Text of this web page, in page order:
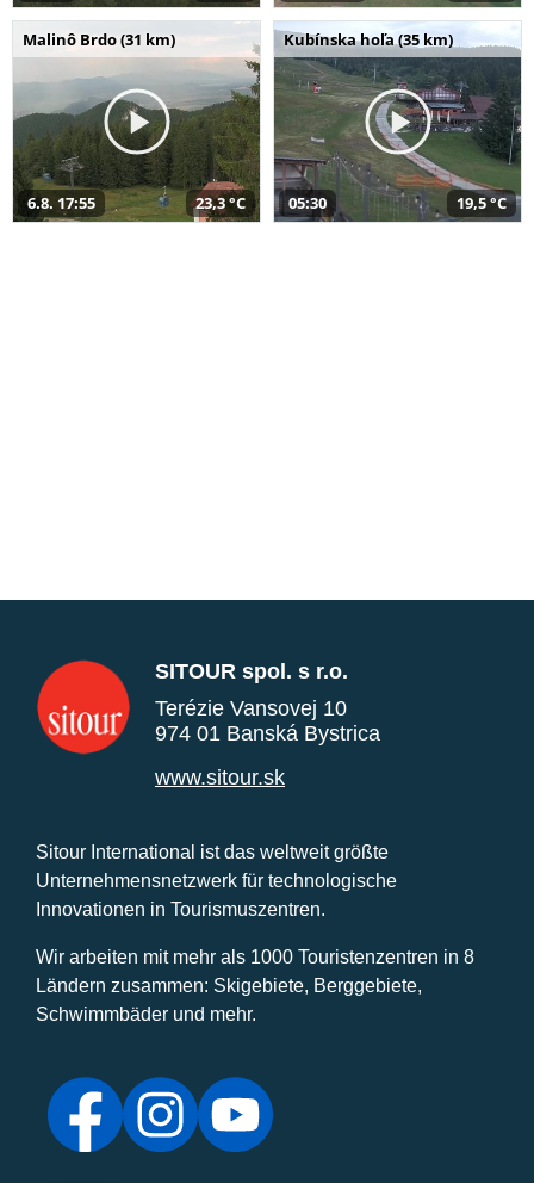
Malinô Brdo (31 km)
6.8. 17:55 23,3 °C
Kubínska hoľa (35 km)
05:30 19,5 °C
SITOUR spol. s r.o.
Terézie Vansovej 10
974 01 Banská Bystrica
www.sitour.sk
Sitour International ist das weltweit größte
Unternehmensnetzwerk für technologische
Innovationen in Tourismuszentren.
Wir arbeiten mit mehr als 1000 Touristenzentren in 8
Ländern zusammen: Skigebiete, Berggebiete,
Schwimmbäder und mehr.